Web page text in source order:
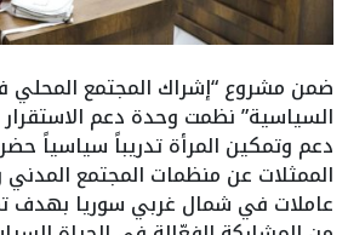
ضمن مشروع “إشراك المجتمع المحلي
السياسية” نظمت وحدة دعم
دعم وتمكين المرأة تدريباً سياسياً
الممثلات عن منظمات المجتمع
عاملات في شمال غربي سوريا بهدف